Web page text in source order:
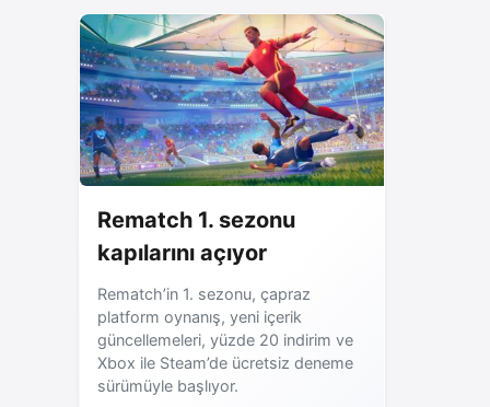
Rematch 1. sezonu
kapılarını açıyor
Rematch’in 1. sezonu, çapraz
platform oynanış, yeni içerik
güncellemeleri, yüzde 20 indirim ve
Xbox ile Steam’de ücretsiz deneme
sürümüyle başlıyor.